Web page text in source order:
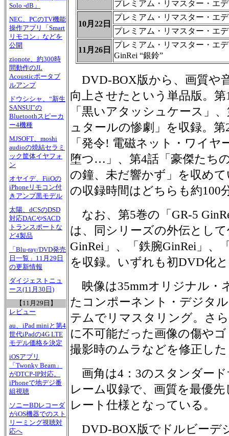
Solo -dB」
NEC、PCのTV機能
操作アプリ「Smart
リモコン」などを
公開
zionote、約300時
間動作のJL
Acousticポータブ
ルアンプ
ドウシシャ、“新生
SANSUI”の
Bluetoothスピーカ
ー4機種
MJSOFT、moshi
audioの焼結セラミ
ック筐体イヤフォ
ン
オヤイデ、FiiOの
iPhoneリモコン付
きアンプ黒モデル
太陽、dCSのDSD
対応DACやSACD
トランスポートな
ど4製品
「Blu-ray/DVD発売
日一覧」11月29日
の更新情報
ダイジェストニュ
ース(11月30日)
【11月29日】
レビュー
au、iPad miniと第4
世代iPadの4G LTE
モデル価格を決定
iOSアプリ
「Twonky Beam」
がDTCP-IP対応。
iPhoneで地デジ番
組視聴
ソニーBDレコーダ
がiOS機器でのスト
リーミング視聴対
応へ
プレミアム・リマスター・エ
10月22日
プレミアム・リマスター・エ
プレミアム・リマスター・エ
11月26日
プレミアム・リマスター・エ
GinRei “銀鈴”
DVD-BOX版から、画質や
向上させたという単品版。第
「黒いアタッシュケース」
ュタールの惨劇」を収録。第
「発令! 電磁ネット・ワイヤ
堕つ…」、第4話「豪傑たち
の鐘、未だ響かず」を収め
の収録時間はどちらも約100
なお、第5巻の「GR-5
は、同シリーズの外伝とし
GinRei」、「鉄腕GinRei」、
を収録。いずれも初DVD化
映像は35mmオリジナル・
たコンポーネント・デジタ
テムでリマスタリング。さ
に不可能だった画像の傷や
撮影時のムラなどを修正し
画角は4：3のスタンダー
レーム収録で、画質を最優
レート仕様となっている。
DVD-BOX版でドルビーデ